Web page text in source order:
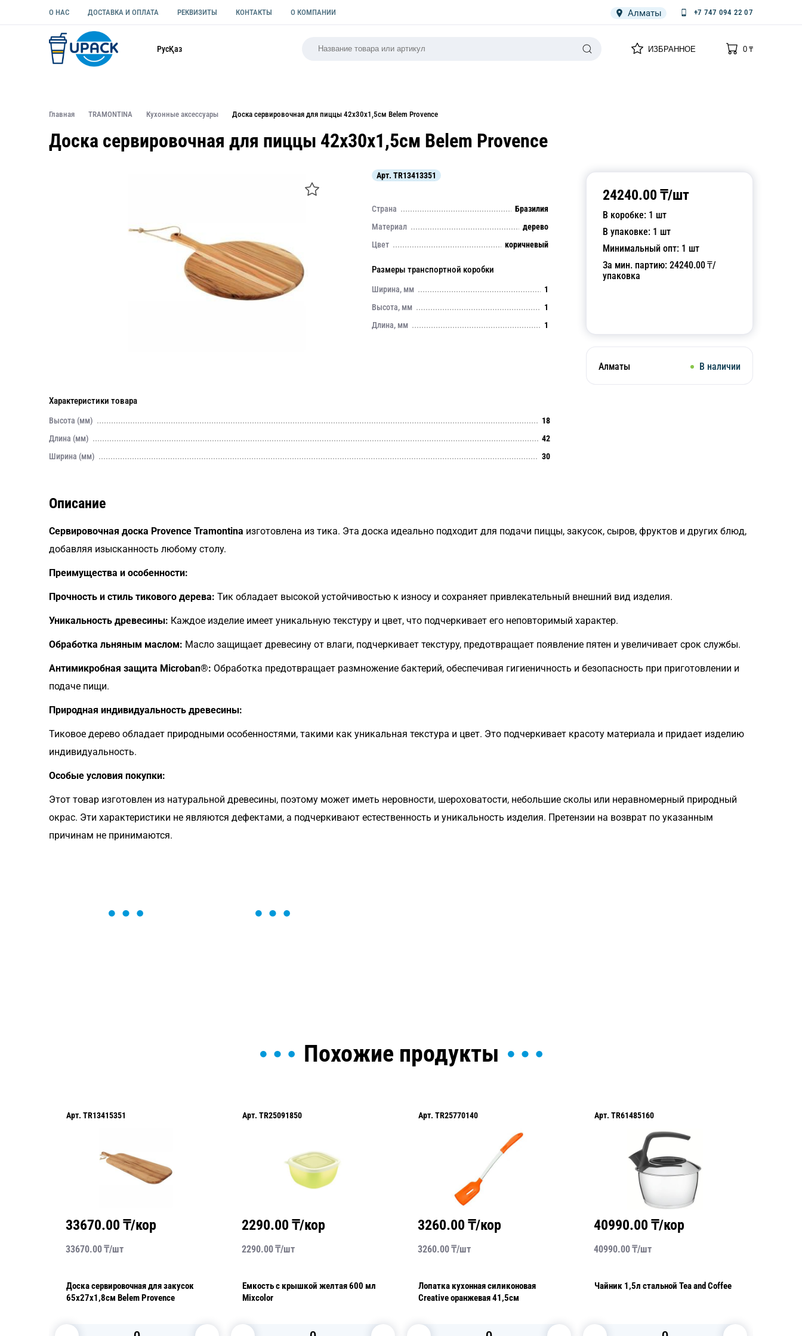
О НАС ДОСТАВКА И ОПЛАТА РЕКВИЗИТЫ КОНТАКТЫ О КОМПАНИИ Алматы +7 747 094 22 07
РусҚаз ИЗБРАННОЕ
0
0₸
Главная TRAMONTINA Кухонные аксессуары Доска сервировочная для пиццы 42х30х1,5см Belem Provence
Доска сервировочная для пиццы 42х30х1,5см Belem Provence
24240.00 ₸/шт
В коробке: 1 шт
В упаковке: 1 шт
Минимальный опт: 1 шт
За мин. партию: 24240.00₸/
упаковка
Алматы В наличии
Арт. TR13413351
Страна
Бразилия
Материал
дерево
Цвет
коричневый
Размеры транспортной коробки
Ширина, мм
1
Высота, мм
1
Длина, мм
1
Характеристики товара
Высота (мм)
18
Длина (мм)
42
Ширина (мм)
30
Описание
Сервировочная доска Provence Tramontina изготовлена из тика. Эта доска идеально подходит для подачи пиццы, закусок, сыров, фруктов и других блюд,
добавляя изысканность любому столу.
Преимущества и особенности:
Прочность и стиль тикового дерева: Тик обладает высокой устойчивостью к износу и сохраняет привлекательный внешний вид изделия.
Уникальность древесины: Каждое изделие имеет уникальную текстуру и цвет, что подчеркивает его неповторимый характер.
Обработка льняным маслом: Масло защищает древесину от влаги, подчеркивает текстуру, предотвращает появление пятен и увеличивает срок службы.
Антимикробная защита Microban®: Обработка предотвращает размножение бактерий, обеспечивая гигиеничность и безопасность при приготовлении и
подаче пищи.
Природная индивидуальность древесины:
Тиковое дерево обладает природными особенностями, такими как уникальная текстура и цвет. Это подчеркивает красоту материала и придает изделию
индивидуальность.
Особые условия покупки:
Этот товар изготовлен из натуральной древесины, поэтому может иметь неровности, шероховатости, небольшие сколы или неравномерный природный
окрас. Эти характеристики не являются дефектами, а подчеркивают естественность и уникальность изделия. Претензии на возврат по указанным
причинам не принимаются.
Похожие продукты
Арт. TR13415351
33670.00 ₸/кор
33670.00₸/шт
Доска сервировочная для закусок
65х27х1,8см Belem Provence
Арт. TR25091850
2290.00 ₸/кор
2290.00₸/шт
Емкость с крышкой желтая 600 мл
Mixcolor
Арт. TR25770140
3260.00 ₸/кор
3260.00₸/шт
Лопатка кухонная силиконовая
Creative оранжевая 41,5см
Арт. TR61485160
40990.00 ₸/кор
40990.00₸/шт
Чайник 1,5л стальной Tea and Coffee